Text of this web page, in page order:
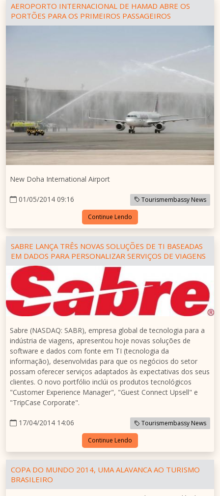
AEROPORTO INTERNACIONAL DE HAMAD ABRE OS
PORTÕES PARA OS PRIMEIROS PASSAGEIROS
New Doha International Airport
01/05/2014 09:16 Tourismembassy News
Continue Lendo
SABRE LANÇA TRÊS NOVAS SOLUÇÕES DE TI BASEADAS
EM DADOS PARA PERSONALIZAR SERVIÇOS DE VIAGENS
Sabre (NASDAQ: SABR), empresa global de tecnologia para a
indústria de viagens, apresentou hoje novas soluções de
software e dados com fonte em TI (tecnologia da
informação), desenvolvidas para que os negócios do setor
possam oferecer serviços adaptados às expectativas dos seus
clientes. O novo portfólio inclúi os produtos tecnológicos
"Customer Experience Manager", "Guest Connect Upsell" e
"TripCase Corporate".
17/04/2014 14:06 Tourismembassy News
Continue Lendo
COPA DO MUNDO 2014, UMA ALAVANCA AO TURISMO
BRASILEIRO